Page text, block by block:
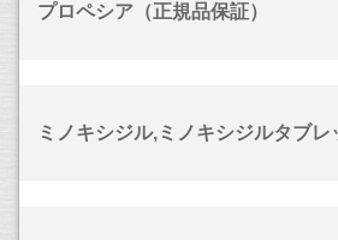
プロペシア（正規品保証）
ミノキシジル,ミノキシジルタブレ